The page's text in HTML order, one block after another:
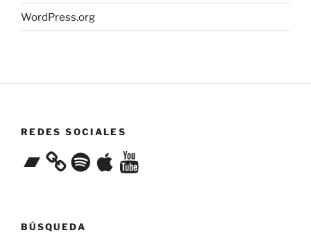
WordPress.org
REDES SOCIALES
BandcampSpotifyApple YouTube
BÚSQUEDA